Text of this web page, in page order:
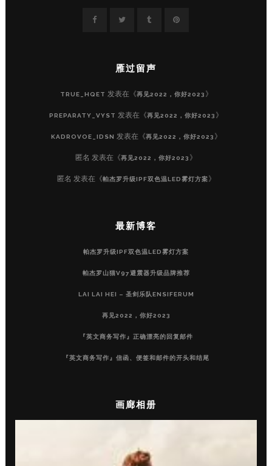
雁过留声
TRUE_HQET 发表在《再见2022，你好2023 》
PREPARATY_VYST 发表在《再见2022，你好2023 》
KADROVOE_IDSN 发表在《再见2022，你好2023 》
匿名 发表在《再见2022，你好2023 》
匿名 发表在《帕杰罗升级IPF双色温LED雾灯方案》
最新博客
帕杰罗升级IPF双色温LED雾灯方案
帕杰罗山猫V97避震器升级品牌推荐
LAI LAI HEI – 圣剑乐队ENSIFERUM
再见2022，你好2023
『英文商务写作』正确漂亮的回复邮件
『英文商务写作』信函、便签和邮件的开头和结尾
画廊相册